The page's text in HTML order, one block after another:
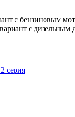
с бензиновым
с
серия